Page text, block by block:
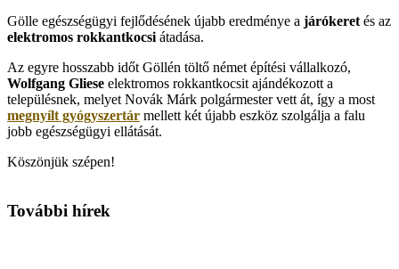
Gölle egészségügyi fejlődésének újabb eredménye a járókeretés az
elektromos rokkantkocsiátadása.
Az egyre hosszabb időt Göllén töltő német építési vállalkozó,
Wolfgang Gliese elektromos rokkantkocsit ajándékozott a
településnek, melyet Novák Márk polgármester vett át, így a most
megnyílt gyógyszertár mellett két újabb eszköz szolgálja a falu
jobb egészségügyi ellátását.
Köszönjük szépen!
További hírek